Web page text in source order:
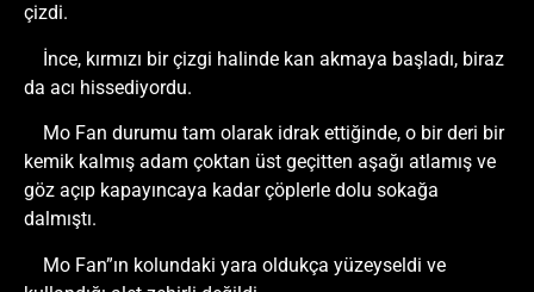
çizdi.
İnce, kırmızı bir çizgi halinde kan akmaya başladı, biraz
da acı hissediyordu.
Mo Fan durumu tam olarak idrak ettiğinde, o bir deri bir
kemik kalmış adam çoktan üst geçitten aşağı atlamış ve
göz açıp kapayıncaya kadar çöplerle dolu sokağa
dalmıştı.
Mo Fan”ın kolundaki yara oldukça yüzeyseldi ve